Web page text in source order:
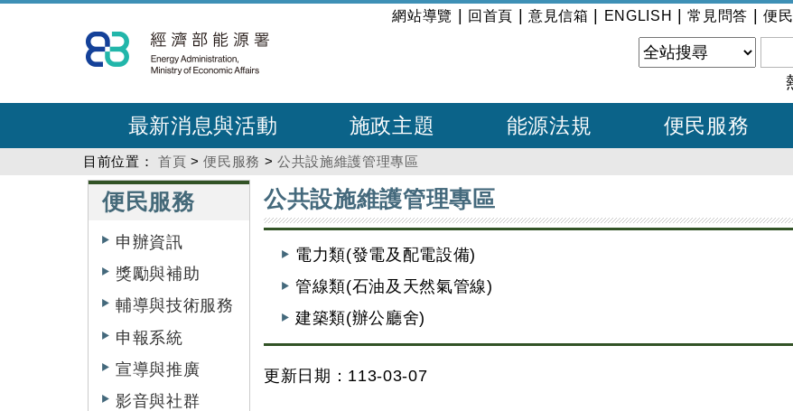
到
主
內
:::
網站導覽 回首頁 意見信箱 ENGLISH |常見問答 便
最新消息與活動 施政主題 能源法規 便民服務
目前位置： 首頁 >便民服務 >公共設施維護管理專區
便民服務
申辦資訊
獎勵與補助
輔導與技術服務
申報系統
宣導與推廣
影音與社群
:::
公共設施維護管理專區
電力類(發電及配電設備)
管線類(石油及天然氣管線)
建築類(辦公廳舍)
更新日期：113-03-07